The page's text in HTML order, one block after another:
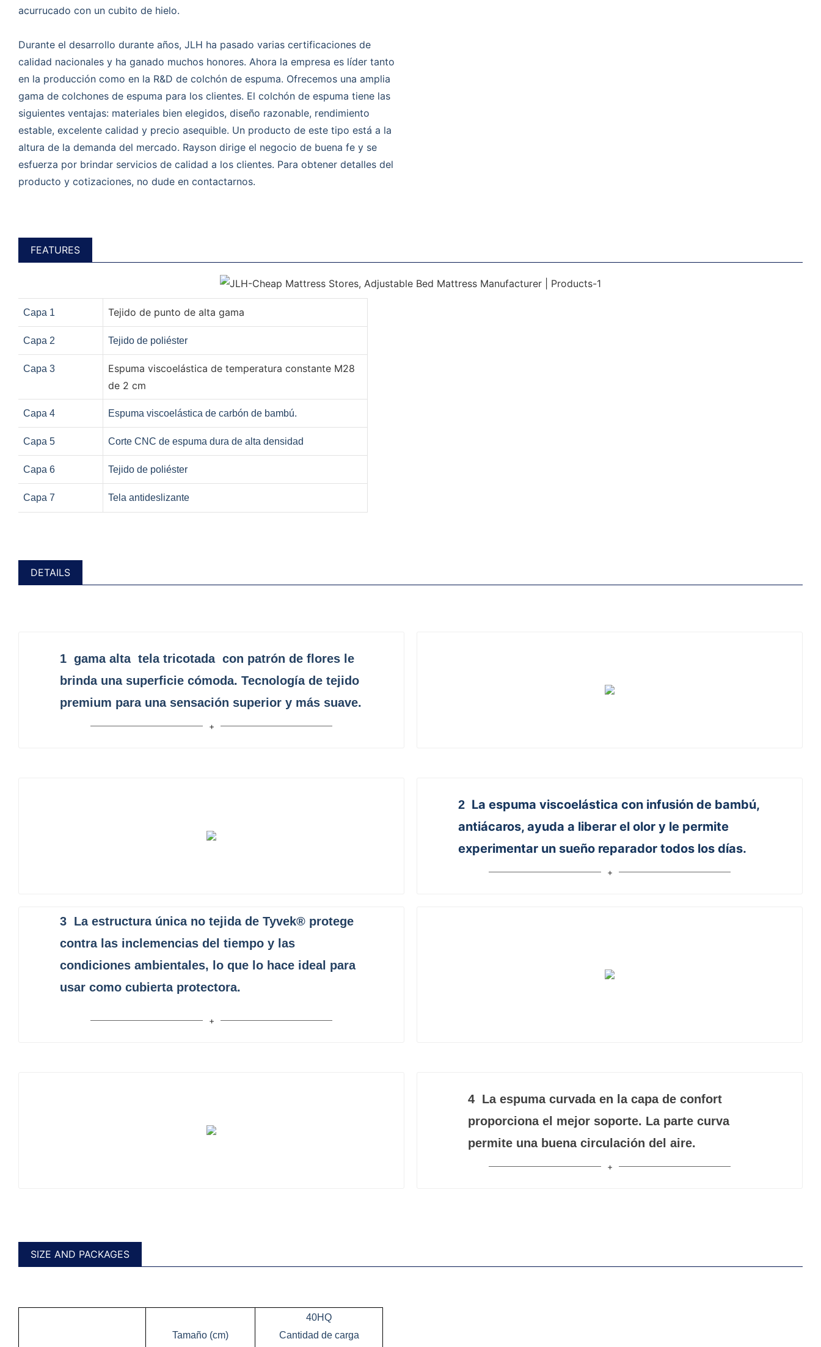
acurrucado con un cubito de hielo.
Durante el desarrollo durante años, JLH ha pasado varias certificaciones de
calidad nacionales y ha ganado muchos honores. Ahora la empresa es líder tanto
en la producción como en la R&D de colchón de espuma. Ofrecemos una amplia
gama de colchones de espuma para los clientes. El colchón de espuma tiene las
siguientes ventajas: materiales bien elegidos, diseño razonable, rendimiento
estable, excelente calidad y precio asequible. Un producto de este tipo está a la
altura de la demanda del mercado. Rayson dirige el negocio de buena fe y se
esfuerza por brindar servicios de calidad a los clientes. Para obtener detalles del
producto y cotizaciones, no dude en contactarnos.
FEATURES
Capa 1 Tejido de punto de alta gama
Capa 2 Tejido de poliéster
Capa 3
Espuma viscoelástica de temperatura constante M28
de 2 cm
Capa 4 Espuma viscoelástica de carbón de bambú.
Capa 5 Corte CNC de espuma dura de alta densidad
Capa 6 Tejido de poliéster
Capa 7 Tela antideslizante
DETAILS
1 gama alta tela tricotada con patrón de flores le
brinda una superficie cómoda. Tecnología de tejido
premium para una sensación superior y más suave.
2 La espuma viscoelástica con infusión de bambú,
antiácaros, ayuda a liberar el olor y le permite
experimentar un sueño reparador todos los días.
3 La estructura única no tejida de Tyvek® protege
contra las inclemencias del tiempo y las
condiciones ambientales, lo que lo hace ideal para
usar como cubierta protectora.
4 La espuma curvada en la capa de confort
proporciona el mejor soporte. La parte curva
permite una buena circulación del aire.
SIZE AND PACKAGES
Tamaño (cm)
40HQ
Cantidad de carga